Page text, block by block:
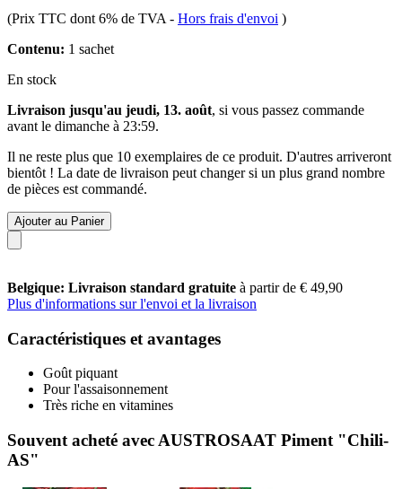
(Prix TTC dont 6% de TVA - Hors frais d'envoi )
Contenu: 1 sachet
En stock
Livraison jusqu'au jeudi, 13. août, si vous passez commande
avant le dimanche à 23:59.
Il ne reste plus que 10 exemplaires de ce produit. D'autres arriveront
bientôt ! La date de livraison peut changer si un plus grand nombre
de pièces est commandé.
Ajouter au Panier
Belgique: Livraison standard gratuite à partir de € 49,90
Plus d'informations sur l'envoi et la livraison
Caractéristiques et avantages
Goût piquant
Pour l'assaisonnement
Très riche en vitamines
Souvent acheté avec AUSTROSAAT Piment "Chili-
AS"